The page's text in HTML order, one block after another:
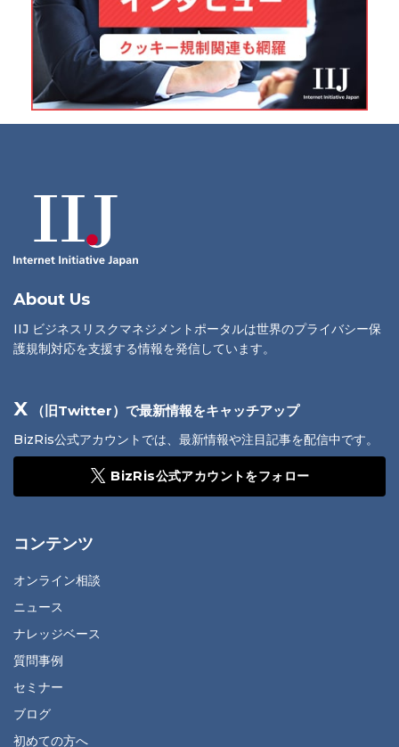
About Us
IIJ ビジネスリスクマネジメントポータルは世界のプライバシー保
護規制対応を支援する情報を発信しています。
X （旧Twitter）で最新情報をキャッチアップ
BizRis公式アカウントでは、最新情報や注目記事を配信中です。
BizRis公式アカウントをフォロー
コンテンツ
オンライン相談
ニュース
ナレッジベース
質問事例
セミナー
ブログ
初めての方へ